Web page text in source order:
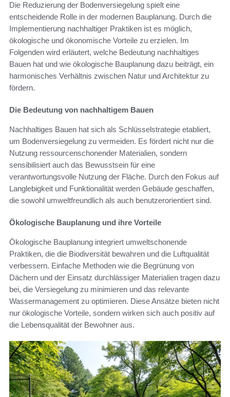
Die Reduzierung der Bodenversiegelung spielt eine
entscheidende Rolle in der modernen Bauplanung. Durch die
Implementierung nachhaltiger Praktiken ist es möglich,
ökologische und ökonomische Vorteile zu erzielen. Im
Folgenden wird erläutert, welche Bedeutung nachhaltiges
Bauen hat und wie ökologische Bauplanung dazu beiträgt, ein
harmonisches Verhältnis zwischen Natur und Architektur zu
fördern.
Die Bedeutung von nachhaltigem Bauen
Nachhaltiges Bauen hat sich als Schlüsselstrategie etabliert,
um Bodenversiegelung zu vermeiden. Es fördert nicht nur die
Nutzung ressourcenschonender Materialien, sondern
sensibilisiert auch das Bewusstsein für eine
verantwortungsvolle Nutzung der Fläche. Durch den Fokus auf
Langlebigkeit und Funktionalität werden Gebäude geschaffen,
die sowohl umweltfreundlich als auch benutzerorientiert sind.
Ökologische Bauplanung und ihre Vorteile
Ökologische Bauplanung integriert umweltschonende
Praktiken, die die Biodiversität bewahren und die Luftqualität
verbessern. Einfache Methoden wie die Begrünung von
Dächern und der Einsatz durchlässiger Materialien tragen dazu
bei, die Versiegelung zu minimieren und das relevante
Wassermanagement zu optimieren. Diese Ansätze bieten nicht
nur ökologische Vorteile, sondern wirken sich auch positiv auf
die Lebensqualität der Bewohner aus.